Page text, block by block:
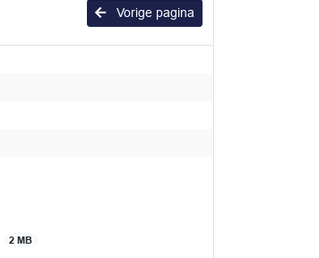
Vorige pagina
2 MB